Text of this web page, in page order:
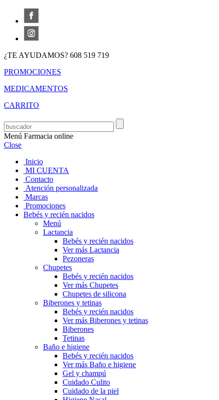
¿TE AYUDAMOS? 608 519 719
PROMOCIONES
MEDICAMENTOS
CARRITO
Menú Farmacia online
Close
Inicio
MI CUENTA
Contacto
Atención personalizada
Marcas
Promociones
Bebés y recién nacidos
Menú
Lactancia
Bebés y recién nacidos
Ver más Lactancia
Pezoneras
Chupetes
Bebés y recién nacidos
Ver más Chupetes
Chupetes de silicona
Biberones y tetinas
Bebés y recién nacidos
Ver más Biberones y tetinas
Biberones
Tetinas
Baño e higiene
Bebés y recién nacidos
Ver más Baño e higiene
Gel y champú
Cuidado Culito
Cuidado de la piel